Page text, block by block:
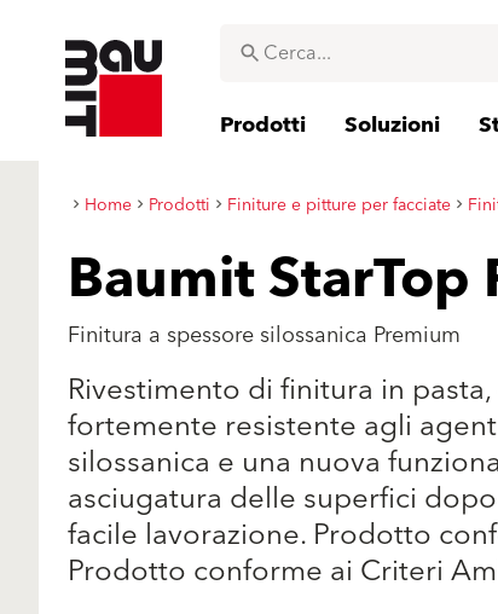
Prodotti Soluzioni
Home Prodotti Finiture e pitture per facciate
Baumit StarTop
Finitura a spessore silossanica Premium
Rivestimento di finitura in
fortemente resistente agli
silossanica e una nuova
asciugatura delle superfici
facile lavorazione. Prodotto
Prodotto conforme ai Criteri